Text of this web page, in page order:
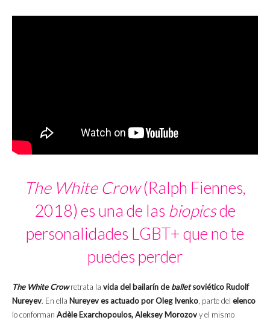
The White Crow(Ralph Fiennes,
2018) es una de las biopicsde
personalidades LGBT+ que no te
puedes perder
The White Crowretrata la vida del bailarín deballetsoviético Rudolf
Nureyev. En ella Nureyev es actuado por Oleg Ivenko, parte del elenco
lo conforman Adèle Exarchopoulos, Aleksey Morozovy el mismo